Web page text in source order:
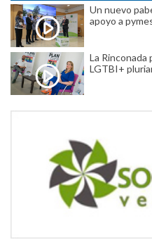
Un nuevo
apoyo a
La Rinconada
LGTBI+